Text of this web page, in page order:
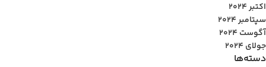
اکتبر 2024
سپتامبر 2024
آگوست 2024
جولای 2024
دسته‌ها